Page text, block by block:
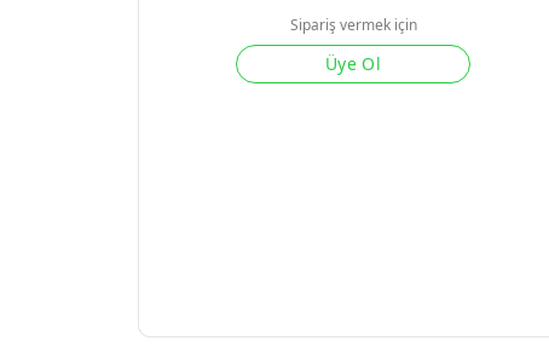
Sipariş vermek için
Üye Ol